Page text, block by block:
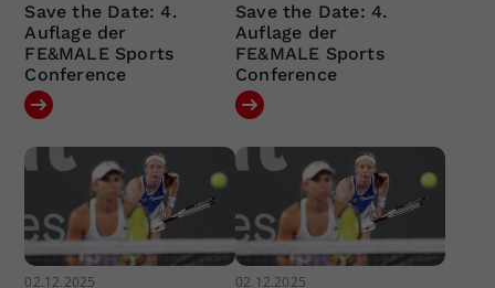
Save the Date: 4.
Auflage der
FE&MALE Sports
Conference
Save the Date: 4.
Auflage der
FE&MALE Sports
Conference
02.12.2025 02.12.2025